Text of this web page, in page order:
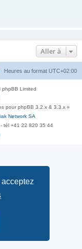
Aller à
Heures au format UTC+02:00
Limited
pour phpBB 3.2.x & 3.3.x »
Network SA
tél +41 22 820 35 44